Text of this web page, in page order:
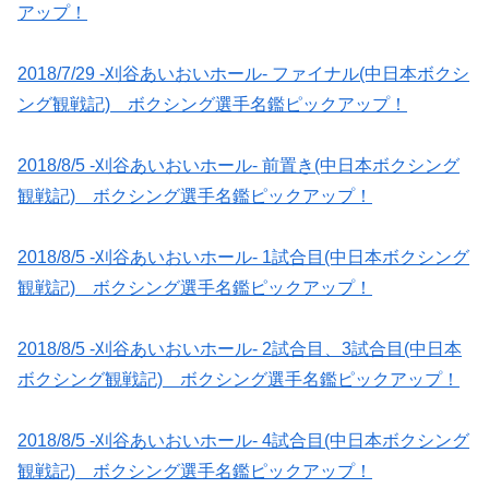
アップ！
2018/7/29 -刈谷あいおいホール- ファイナル(中日本ボクシ
ング観戦記) ボクシング選手名鑑ピックアップ！
2018/8/5 -刈谷あいおいホール- 前置き(中日本ボクシング
観戦記) ボクシング選手名鑑ピックアップ！
2018/8/5 -刈谷あいおいホール- 1試合目(中日本ボクシング
観戦記) ボクシング選手名鑑ピックアップ！
2018/8/5 -刈谷あいおいホール- 2試合目、3試合目(中日本
ボクシング観戦記) ボクシング選手名鑑ピックアップ！
2018/8/5 -刈谷あいおいホール- 4試合目(中日本ボクシング
観戦記) ボクシング選手名鑑ピックアップ！